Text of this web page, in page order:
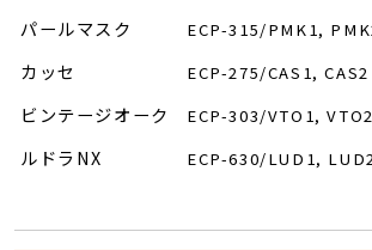
パールマスク ECP-315/PMK1,
カッセ ECP-275/CAS1, CAS2
ビンテージオーク ECP-303/VTO1, VTO2
ルドラNX ECP-630/LUD1,